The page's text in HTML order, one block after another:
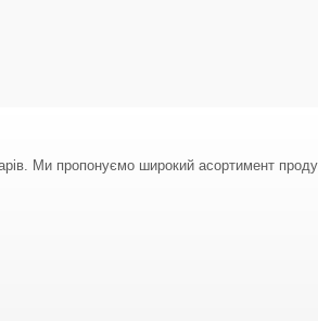
Ми пропонуємо широкий асортимент